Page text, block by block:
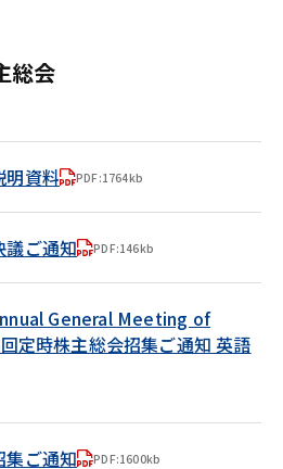
総会
明資料 PDF:1764kb
議ご通知 PDF:146kb
General Meeting of
定時株主総会招集ご通知 英語
集ご通知 PDF:1600kb